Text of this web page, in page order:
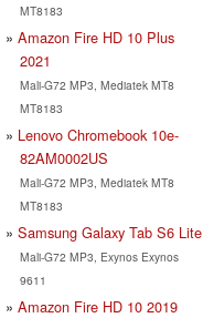
MT8183
Amazon Fire HD 10 Plus
2021
Mali-G72 MP3, Mediatek MT8
MT8183
Lenovo Chromebook 10e-
82AM0002US
Mali-G72 MP3, Mediatek MT8
MT8183
Samsung Galaxy Tab S6 Lite
Mali-G72 MP3, Exynos Exynos
9611
Amazon Fire HD 10 2019